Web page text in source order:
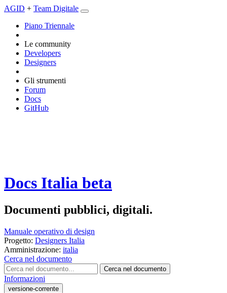
AGID + Team Digitale
Piano Triennale
Le community
Developers
Designers
Gli strumenti
Forum
Docs
GitHub
Docs Italia beta
Documenti pubblici, digitali.
Manuale operativo di design
Progetto: Designers Italia
Amministrazione: italia
Cerca nel documento
Cerca nel documento
Informazioni
versione-corrente